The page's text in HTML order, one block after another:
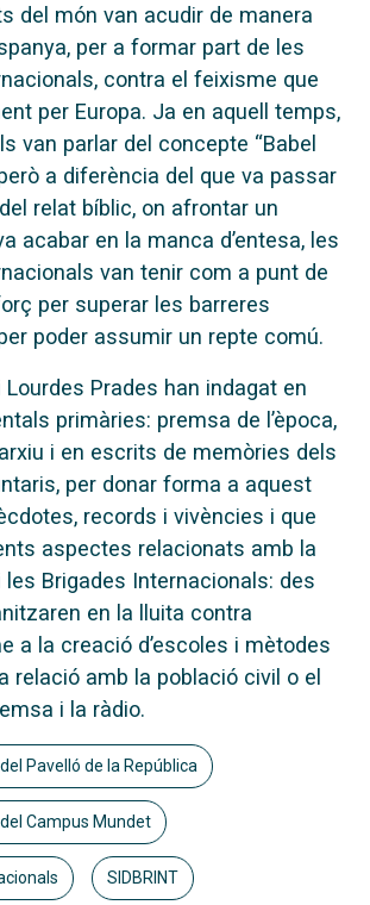
del món van acudir de manera
per a formar part de les
contra el feixisme que
per Europa. Ja en aquell temps,
van parlar del concepte “Babel
a diferència del que va passar
relat bíblic, on afrontar un
acabar en la manca d’entesa, les
van tenir com a punt de
per superar les barreres
poder assumir un repte comú.
Lourdes Prades han indagat en
primàries: premsa de l’època,
i en escrits de memòries dels
per donar forma a aquest
records i vivències i que
aspectes relacionats amb la
Brigades Internacionals: des
en la lluita contra
a la creació d’escoles i mètodes
relació amb la població civil o el
i la ràdio.
Pavelló de la República
Campus Mundet
SIDBRINT